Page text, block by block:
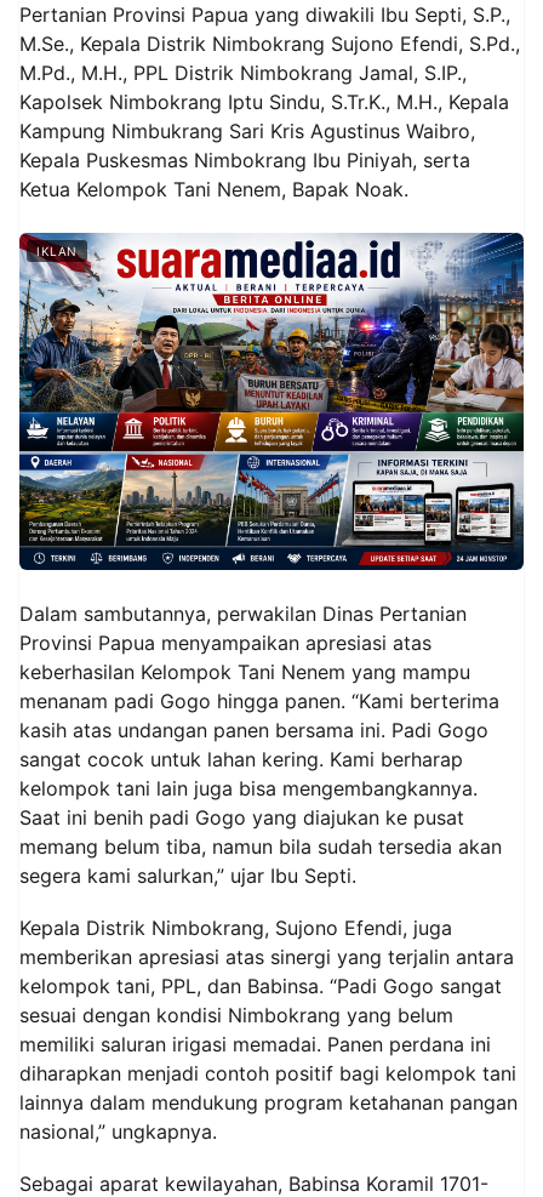
Pertanian Provinsi Papua yang diwakili Ibu Septi, S.P.,
M.Se., Kepala Distrik Nimbokrang Sujono Efendi, S.Pd.,
M.Pd., M.H., PPL Distrik Nimbokrang Jamal, S.IP.,
Kapolsek Nimbokrang Iptu Sindu, S.Tr.K., M.H., Kepala
Kampung Nimbukrang Sari Kris Agustinus Waibro,
Kepala Puskesmas Nimbokrang Ibu Piniyah, serta
Ketua Kelompok Tani Nenem, Bapak Noak.
IKLAN
Dalam sambutannya, perwakilan Dinas Pertanian
Provinsi Papua menyampaikan apresiasi atas
keberhasilan Kelompok Tani Nenem yang mampu
menanam padi Gogo hingga panen. “Kami berterima
kasih atas undangan panen bersama ini. Padi Gogo
sangat cocok untuk lahan kering. Kami berharap
kelompok tani lain juga bisa mengembangkannya.
Saat ini benih padi Gogo yang diajukan ke pusat
memang belum tiba, namun bila sudah tersedia akan
segera kami salurkan,” ujar Ibu Septi.
Kepala Distrik Nimbokrang, Sujono Efendi, juga
memberikan apresiasi atas sinergi yang terjalin antara
kelompok tani, PPL, dan Babinsa. “Padi Gogo sangat
sesuai dengan kondisi Nimbokrang yang belum
memiliki saluran irigasi memadai. Panen perdana ini
diharapkan menjadi contoh positif bagi kelompok tani
lainnya dalam mendukung program ketahanan pangan
nasional,” ungkapnya.
Sebagai aparat kewilayahan, Babinsa Koramil 1701-